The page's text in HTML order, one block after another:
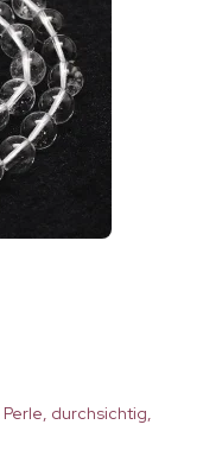
durchsichtig,